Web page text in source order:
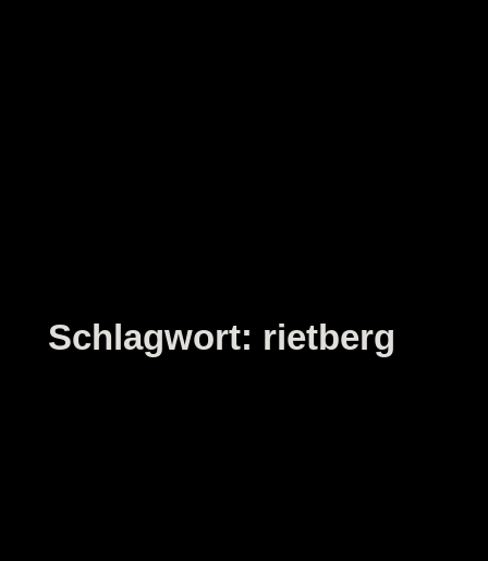
Schlagwort: rietberg